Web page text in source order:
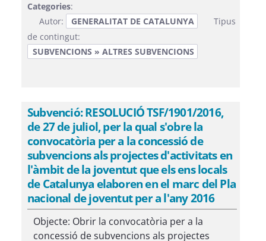
Categories:
Autor:
GENERALITAT DE CATALUNYA
Tipus
de contingut:
SUBVENCIONS » ALTRES SUBVENCIONS
Subvenció: RESOLUCIÓ TSF/1901/2016,
de 27 de juliol, per la qual s'obre la
convocatòria per a la concessió de
subvencions als projectes d'activitats en
l'àmbit de la joventut que els ens locals
de Catalunya elaboren en el marc del Pla
nacional de joventut per a l'any 2016
Objecte: Obrir la convocatòria per a la
concessió de subvencions als projectes